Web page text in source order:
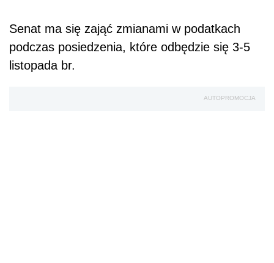
Senat ma się zająć zmianami w podatkach
podczas posiedzenia, które odbędzie się 3-5
listopada br.
AUTOPROMOCJA